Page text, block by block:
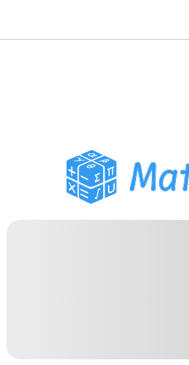
Assistente Compiti PDF
Strumenti di studio